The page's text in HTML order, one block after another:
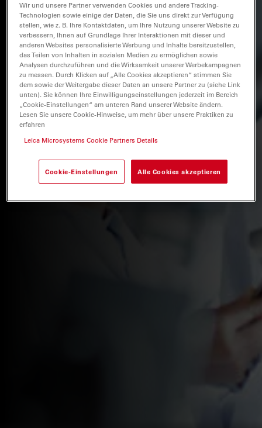
Wir und unsere Partner verwenden Cookies und andere Tracking-
Technologien sowie einige der Daten, die Sie uns direkt zur Verfügung
stellen, wie z. B. Ihre Kontaktdaten, um Ihre Nutzung unserer Website zu
verbessern, Ihnen auf Grundlage Ihrer Interaktionen mit dieser und
anderen Websites personalisierte Werbung und Inhalte bereitzustellen,
das Teilen von Inhalten in sozialen Medien zu ermöglichen sowie
Analysen durchzuführen und die Wirksamkeit unserer Werbekampagnen
zu messen. Durch Klicken auf „Alle Cookies akzeptieren“ stimmen Sie
dem sowie der Weitergabe dieser Daten an unsere Partner zu (siehe Link
unten). Sie können Ihre Einwilligungseinstellungen jederzeit im Bereich
„Cookie-Einstellungen“ am unteren Rand unserer Website ändern.
Lesen Sie unsere Cookie-Hinweise, um mehr über unsere Praktiken zu
erfahren
Leica Microsystems Cookie Partners Details
Cookie-Einstellungen Alle Cookies akzeptieren